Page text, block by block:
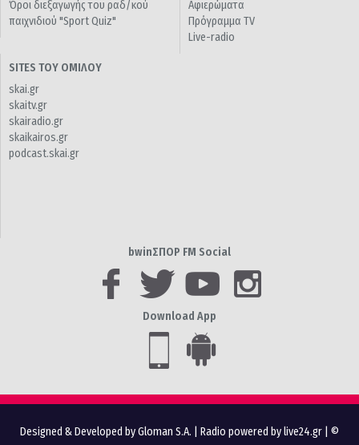
Όροι διεξαγωγής του ραδ/κού
παιχνιδιού "Sport Quiz"
Αφιερώματα
Πρόγραμμα TV
Live-radio
SITES ΤΟΥ ΟΜΙΛΟΥ
skai.gr
skaitv.gr
skairadio.gr
skaikairos.gr
podcast.skai.gr
bwinΣΠΟΡ FM Social
Download App
Designed & Developed by Gloman S.A. Radio powered by live24.gr | ©